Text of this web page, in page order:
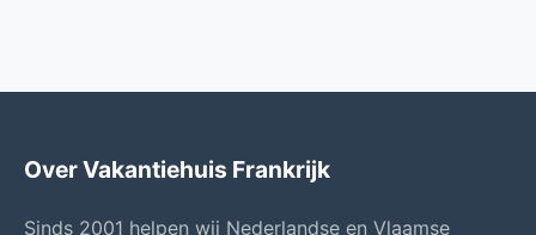
Over Vakantiehuis Frankrijk
Sinds 2001 helpen wij Nederlandse en Vlaamse